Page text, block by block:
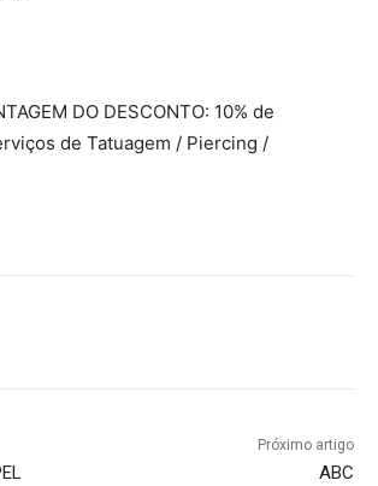
DO DESCONTO: 10% de
de Tatuagem / Piercing /
Próximo artigo
ABC